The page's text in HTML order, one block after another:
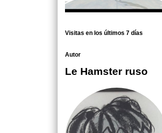
Visitas en los últimos 7 días
Autor
Le Hamster ruso